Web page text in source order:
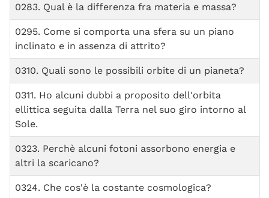
0283. Qual è la differenza fra materia e massa?
0295. Come si comporta una sfera su un piano
inclinato e in assenza di attrito?
0310. Quali sono le possibili orbite di un pianeta?
0311. Ho alcuni dubbi a proposito dell'orbita
ellittica seguita dalla Terra nel suo giro intorno al
Sole.
0323. Perchè alcuni fotoni assorbono energia e
altri la scaricano?
0324. Che cos'è la costante cosmologica?